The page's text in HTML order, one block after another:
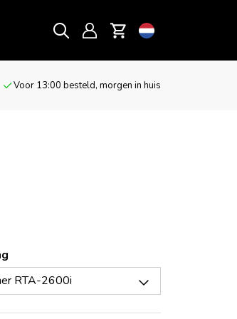
Voor 13:00 besteld, morgen in huis
RTA-2600i